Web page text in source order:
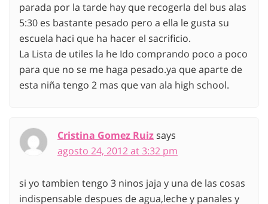
parada por la tarde hay que recogerla del bus alas
5:30 es bastante pesado pero a ella le gusta su
escuela haci que ha hacer el sacrificio.
La Lista de utiles la he Ido comprando poco a poco
para que no se me haga pesado.ya que aparte de
esta niña tengo 2 mas que van ala high school.
Cristina Gomez Ruizsays
agosto 24, 2012 at 3:32 pm
si yo tambien tengo 3 ninos jaja y una de las cosas
indispensable despues de agua,leche y panales y